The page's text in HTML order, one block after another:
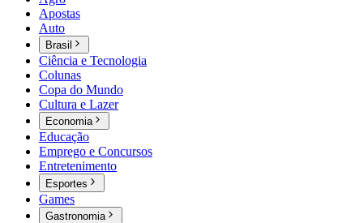
Apostas
Auto
Brasil
Ciência e Tecnologia
Colunas
Copa do Mundo
Cultura e Lazer
Economia
Educação
Emprego e Concursos
Entretenimento
Esportes
Games
Gastronomia